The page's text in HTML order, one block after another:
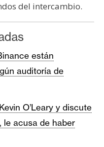
del intercambio.
están
auditoría de
O’Leary y discute
le acusa de haber